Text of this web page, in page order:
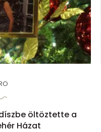
öltöztette a
Házat